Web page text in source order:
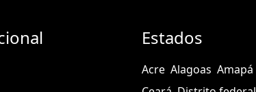
Estados
Acre Alagoas Amapá